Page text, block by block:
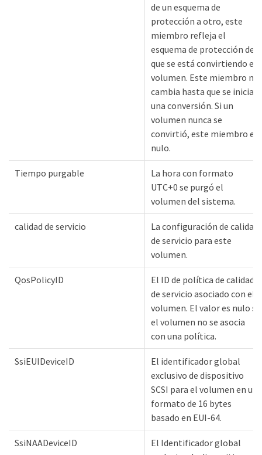
de un esquema de
protección a otro, este
miembro refleja el
esquema de protección del
que se está convirtiendo el
volumen. Este miembro no
cambia hasta que se inicia
una conversión. Si un
volumen nunca se
convirtió, este miembro es
nulo.
Tiempo purgable
La hora con formato
UTC+0 se purgó el
volumen del sistema.
calidad de servicio
La configuración de calidad
de servicio para este
volumen.
QosPolicyID
El ID de política de calidad
de servicio asociado con el
volumen. El valor es nulo si
el volumen no se asocia
con una política.
SsiEUIDeviceID
El identificador global
exclusivo de dispositivo
SCSI para el volumen en un
formato de 16 bytes
basado en EUI-64.
SsiNAADeviceID
El Identificador global